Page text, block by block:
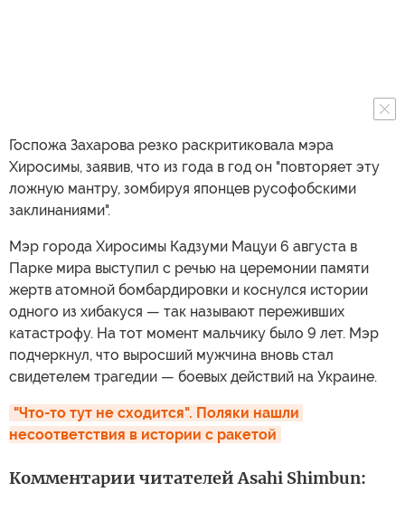
Госпожа Захарова резко раскритиковала мэра
Хиросимы, заявив, что из года в год он "повторяет эту
ложную мантру, зомбируя японцев русофобскими
заклинаниями".
Мэр города Хиросимы Кадзуми Мацуи 6 августа в
Парке мира выступил с речью на церемонии памяти
жертв атомной бомбардировки и коснулся истории
одного из хибакуся — так называют переживших
катастрофу. На тот момент мальчику было 9 лет. Мэр
подчеркнул, что выросший мужчина вновь стал
свидетелем трагедии — боевых действий на Украине.
"Что-то тут не сходится". Поляки нашли
несоответствия в истории с ракетой
Комментарии читателей Asahi Shimbun: